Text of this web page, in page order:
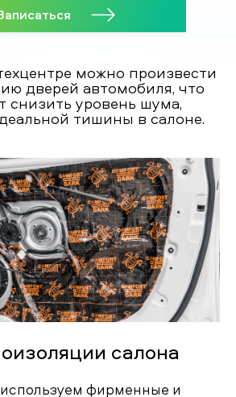
можно произвести
дверей автомобиля, что
снизить уровень шума,
тишины в салоне.
салона
фирменные и